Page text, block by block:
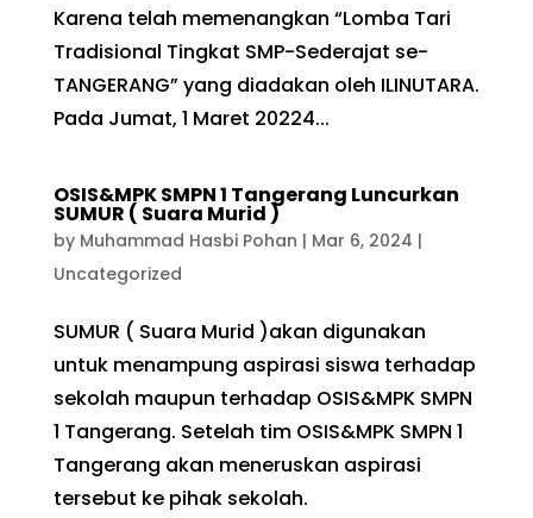
Karena telah memenangkan “Lomba Tari
Tradisional Tingkat SMP-Sederajat se-
TANGERANG” yang diadakan oleh ILINUTARA.
Pada Jumat, 1 Maret 20224...
OSIS&MPK SMPN 1 Tangerang Luncurkan
SUMUR ( Suara Murid )
by Muhammad Hasbi Pohan | Mar 6, 2024 |
Uncategorized
SUMUR ( Suara Murid )akan digunakan
untuk menampung aspirasi siswa terhadap
sekolah maupun terhadap OSIS&MPK SMPN
1 Tangerang. Setelah tim OSIS&MPK SMPN 1
Tangerang akan meneruskan aspirasi
tersebut ke pihak sekolah.